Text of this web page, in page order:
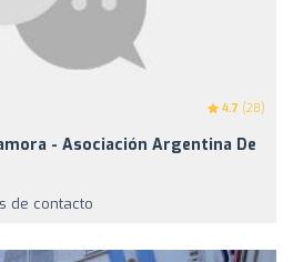
4.7 (28)
- Asociación Argentina De
de contacto